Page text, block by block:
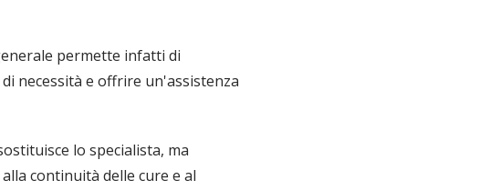
permette infatti di
necessità e offrire un'assistenza
lo specialista, ma
continuità delle cure e al